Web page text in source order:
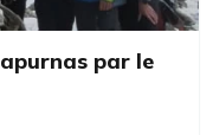
par le